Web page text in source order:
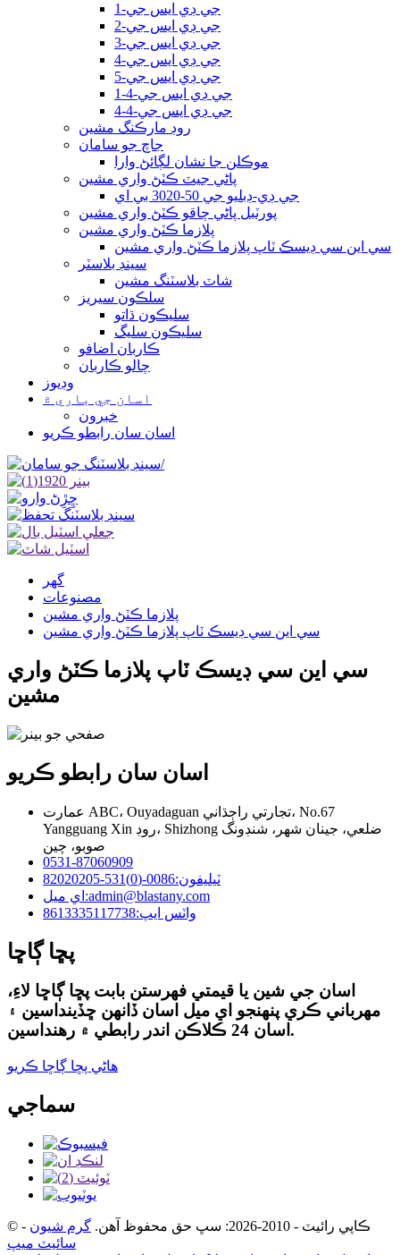
جي ڊي ايس جي-1
جي ڊي ايس جي-2
جي ڊي ايس جي-3
جي ڊي ايس جي-4
جي ڊي ايس جي-5
جي ڊي ايس جي-4-1
جي ڊي ايس جي-4-4
روڊ مارڪنگ مشين
جاچ جو سامان
موڪلن جا نشان لڳائڻ وارا
پاڻي جيٽ ڪٽڻ واري مشين
جي ڊي-ڊبليو جي 50-3020 بي اي
پورٽبل پاڻي چاقو ڪٽڻ واري مشين
پلازما ڪٽڻ واري مشين
سي اين سي ڊيسڪ ٽاپ پلازما ڪٽڻ واري مشين
سينڊ بلاسٽر
شاٽ بلاسٽنگ مشين
سلڪون سيريز
سليڪون ڌاتو
سليڪون سليگ
ڪاربان اضافو
چالو ڪاربان
وڊيوز
اسان جي باري ۾
خبرون
اسان سان رابطو ڪريو
گھر
مصنوعات
پلازما ڪٽڻ واري مشين
سي اين سي ڊيسڪ ٽاپ پلازما ڪٽڻ واري مشين
سي اين سي ڊيسڪ ٽاپ پلازما ڪٽڻ واري
مشين
اسان سان رابطو ڪريو
عمارت ABC، Ouyadaguan تجارتي راڄڌاني، No.67
Yangguang Xin روڊ، Shizhong ضلعي، جينان شهر، شنڊونگ
صوبو، چين
0531-87060909
ٽيليفون:0086-(0)531-82020205
اي ميل:admin@blastany.com
واٽس ايپ:8613335117738
پڇا ڳاڇا
اسان جي شين يا قيمتي فهرستن بابت پڇا ڳاڇا لاءِ،
مهرباني ڪري پنهنجو اي ميل اسان ڏانهن ڇڏينداسين ۽
اسان 24 ڪلاڪن اندر رابطي ۾ رهنداسين.
هاڻي پڇا ڳاڇا ڪريو
سماجي
© ڪاپي رائيٽ - 2010-2026: سڀ حق محفوظ آهن. گرم شيون -
سائيٽ ميپ